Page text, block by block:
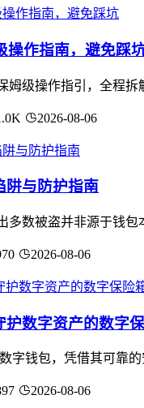
操作指南，避免踩
姆级操作指引，全程
2026-08-06
阱与防护指南
多数被盗并非源于
2026-08-06
数字资产的数字
字钱包，凭借其可靠
2026-08-06